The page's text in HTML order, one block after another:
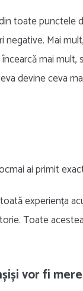
toate punctele
Mai
mai mult,
devine ceva
ai primit
experiența
Toate
vor fi